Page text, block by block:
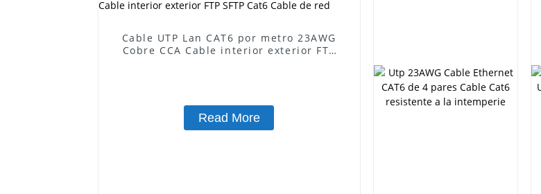
Cable UTP Lan CAT6 por metro 23AWG
Cobre CCA Cable interior exterior FTP
Read More